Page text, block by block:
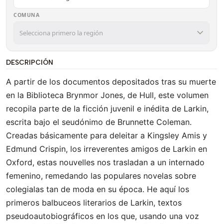
COMUNA
DESCRIPCIÓN
A partir de los documentos depositados tras su muerte
en la Biblioteca Brynmor Jones, de Hull, este volumen
recopila parte de la ficción juvenil e inédita de Larkin,
escrita bajo el seudónimo de Brunnette Coleman.
Creadas básicamente para deleitar a Kingsley Amis y
Edmund Crispin, los irreverentes amigos de Larkin en
Oxford, estas nouvelles nos trasladan a un internado
femenino, remedando las populares novelas sobre
colegialas tan de moda en su época. He aquí los
primeros balbuceos literarios de Larkin, textos
pseudoautobiográficos en los que, usando una voz